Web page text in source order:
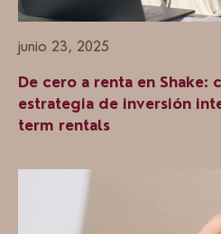
junio 23, 2025
De cero a renta en Shake:
estrategia de inversión
term rentals